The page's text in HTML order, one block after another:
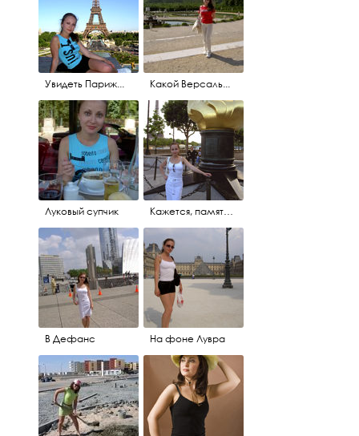
Увидеть Париж... Какой Версаль...
Луковый супчик Кажется, памятник леди Ди
В Дефанс На фоне Лувра